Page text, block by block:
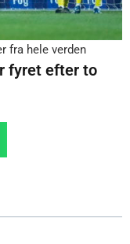
fra hele verden
fyret efter to